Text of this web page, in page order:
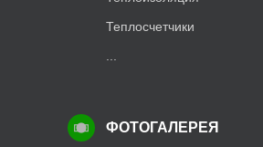
Теплосчетчики
ФОТОГАЛЕРЕЯ